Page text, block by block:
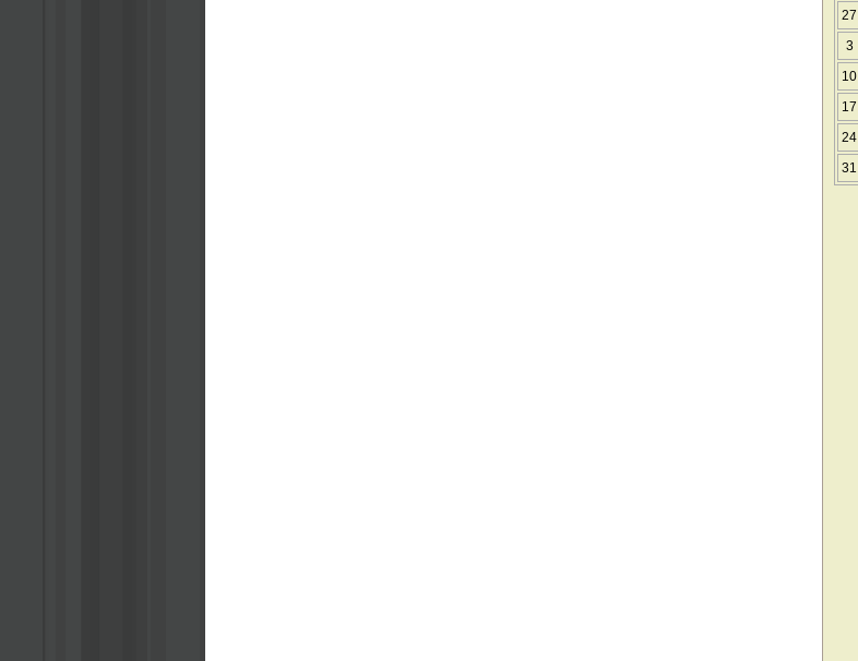
27
3
10
17
24
31